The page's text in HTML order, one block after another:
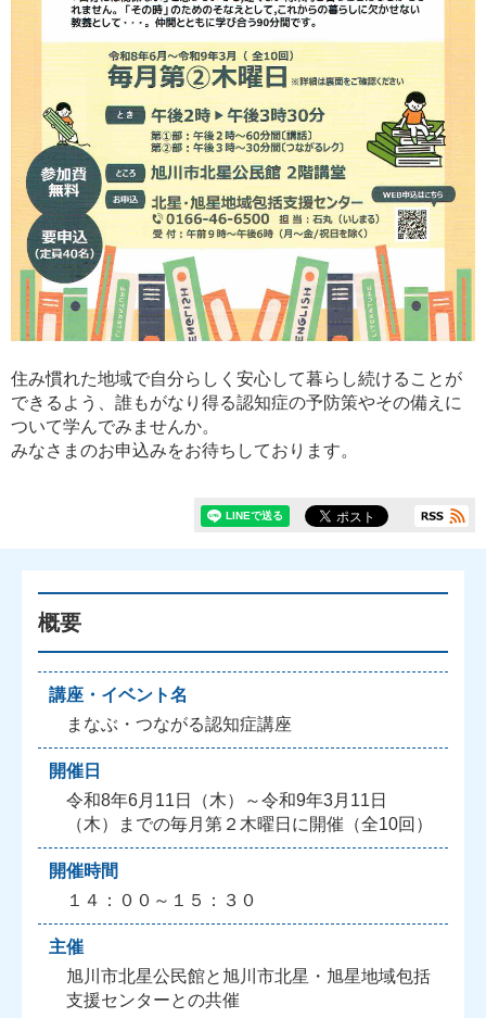
住み慣れた地域で自分らしく安心して暮らし続けることが
できるよう、誰もがなり得る認知症の予防策やその備えに
ついて学んでみませんか。
みなさまのお申込みをお待ちしております。
概要
講座・イベント名
まなぶ・つながる認知症講座
開催日
令和8年6月11日（木）～令和9年3月11日
（木）までの毎月第２木曜日に開催（全10回）
開催時間
１４：００～１５：３０
主催
旭川市北星公民館と旭川市北星・旭星地域包括
支援センターとの共催